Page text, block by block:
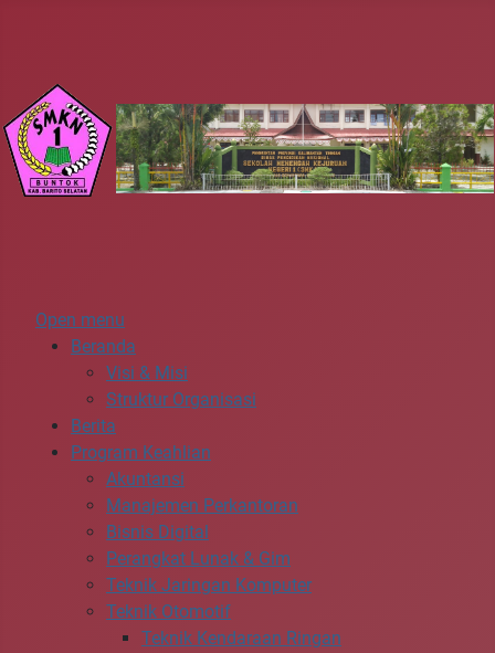
Open menu
Beranda
Visi & Misi
Struktur Organisasi
Berita
Program Keahlian
Akuntansi
Manajemen Perkantoran
Bisnis Digital
Perangkat Lunak & Gim
Teknik Jaringan Komputer
Teknik Otomotif
Teknik Kendaraan Ringan